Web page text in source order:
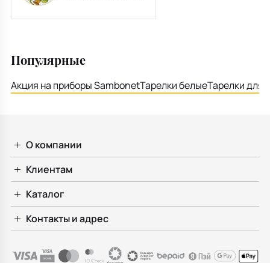
Популярные
Акция на приборы SambonetТарелки белыеТарелки для
О компании
Клиентам
Каталог
Контакты и адрес